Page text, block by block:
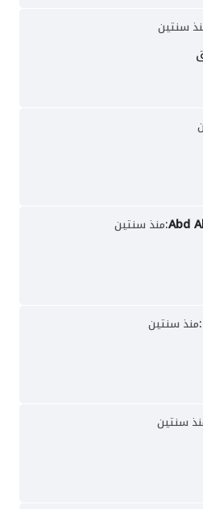
سنتين
Abd
:منذ سنتين
:منذ سنتين
سنتين